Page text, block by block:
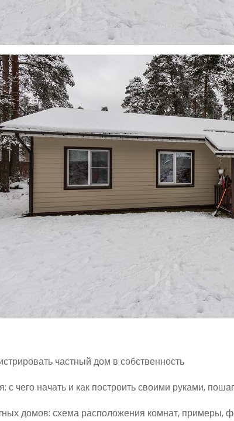
частный дом в собственность
с чего начать и как построить своими руками,
домов: схема расположения комнат, примеры,